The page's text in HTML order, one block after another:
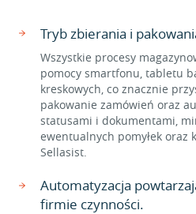
Tryb zbierania i
Wszystkie procesy
pomocy smartfonu, tabletu
kreskowych, co znacznie
pakowanie zamówień oraz
statusami i dokumentami,
ewentualnych pomyłek
Sellasist.
Automatyzacja
firmie czynności.